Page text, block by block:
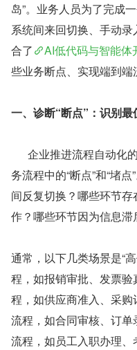
岛”。业务人员为了完成
系统间来回切换、手动
合了
AI低代码与智能体
些业务断点、实现端到端
一、诊断“断点”：识别
务流程中的“断点”和“堵
间反复切换？哪些环节
作？哪些环节因为信息滞
通常，以下几类场景是“
程，如报销审批、发票
程，如供应商准入、采
流程，如合同审核、订
流程，如员工入职办理